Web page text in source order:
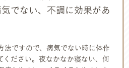
でない、不調に効果があ
法ですので、病気でない時に体作
ください。夜なかなか寝ない、何